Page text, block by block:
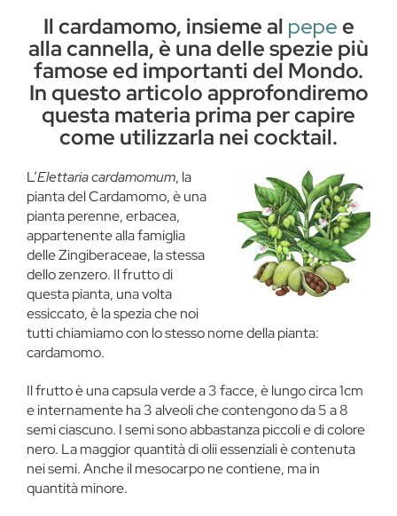
Il cardamomo, insieme al pepee
alla cannella, è una delle spezie più
famose ed importanti del Mondo.
In questo articolo approfondiremo
questa materia prima per capire
come utilizzarla nei cocktail.
L’Elettaria cardamomum, la
pianta del Cardamomo, è una
pianta perenne, erbacea,
appartenente alla famiglia
delle Zingiberaceae, la stessa
dello zenzero. Il frutto di
questa pianta, una volta
essiccato, è la spezia che noi
tutti chiamiamo con lo stesso nome della pianta:
cardamomo.
Il frutto è una capsula verde a 3 facce, è lungo circa 1cm
e internamente ha 3 alveoli che contengono da 5 a 8
semi ciascuno. I semi sono abbastanza piccoli e di colore
nero. La maggior quantità di olii essenziali è contenuta
nei semi. Anche il mesocarpo ne contiene, ma in
quantità minore.